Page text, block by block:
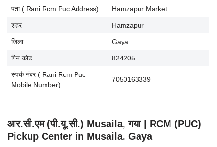
पता ( Rani Rcm Puc Address) Hamzapur Market
शहर Hamzapur
जिला Gaya
पिन कोड 824205
संपर्क नंबर ( Rani Rcm Puc
Mobile Number)
7050163339
आर.सी.एम (पी.यू.सी.) Musaila, गया | RCM (PUC)
Pickup Center in Musaila, Gaya